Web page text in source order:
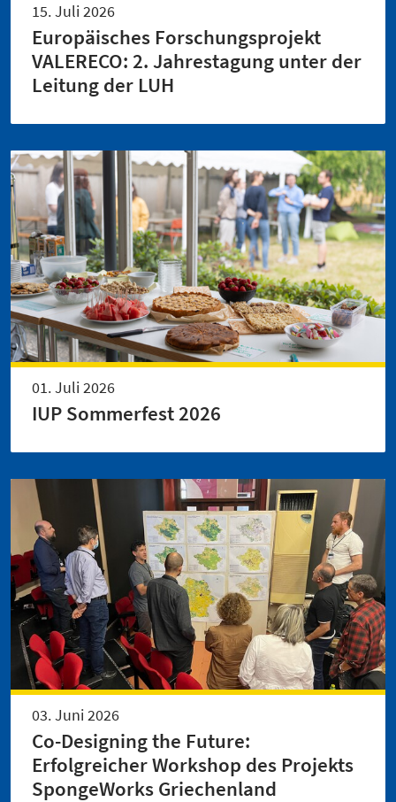
15. Juli 2026
Europäisches Forschungsprojekt
VALERECO: 2. Jahrestagung unter der
Leitung der LUH
01. Juli 2026
IUP Sommerfest 2026
03. Juni 2026
Co-Designing the Future:
Erfolgreicher Workshop des Projekts
SpongeWorks Griechenland